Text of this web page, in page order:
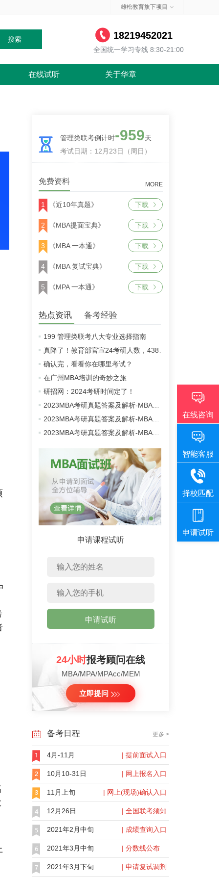
雄松教育旗下项目
搜索 18219452021
全国统一学习专线 8:30-21:00
在线试听 关于华章
管理类联考倒计时-959天
考试日期：12月23日（周日）
免费资料 MORE
1 《近10年真题》 下载
2 《MBA提面宝典》 下载
3 《MBA 一本通》 下载
4 《MBA 复试宝典》 下载
5 《MPA 一本通》 下载
热点资讯 备考经验
199 管理类联考八大专业选择指南
真降了！教育部官宣24考研人数，438万！
确认完，看看你在哪里考试？
在广州MBA培训的奇妙之旅
研招网：2024考研时间定了！
2023MBA考研真题答案及解析-MBA英语二真题解析（雄松华章文字版）
2023MBA考研真题答案及解析-MBA数学真题解析（雄松华章文字版）
2023MBA考研真题答案及解析-MBA逻辑真题解析（雄松华章文字版）
申请课程试听
申请试听
24小时报考顾问在线
MBA/MPA/MPAcc/MEM
立即提问
备考日程 更多 >
4月-11月 | 提前面试入口
10月10-31日 | 网上报名入口
11月上旬 | 网上(现场)确认入口
12月26日 | 全国联考须知
2021年2月中旬 | 成绩查询入口
2021年3月中旬 | 分数线公布
2021年3月下旬 | 申请复试调剂